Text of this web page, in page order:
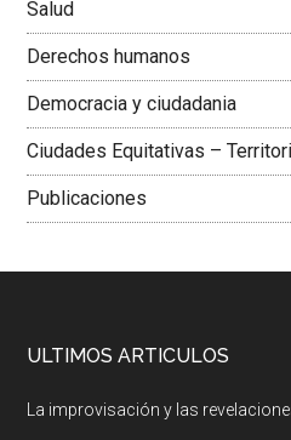
Salud
Derechos humanos
Democracia y ciudadania
Ciudades Equitativas –
Publicaciones
ULTIMOS ARTICULOS
La improvisación y las